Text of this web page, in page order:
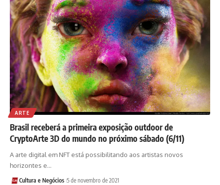
ARTE
Brasil receberá a primeira exposição outdoor de
CryptoArte 3D do mundo no próximo sábado (6/11)
A arte digital em NFT está possibilitando aos artistas novos
horizontes e…
Cultura e Negócios 5 de novembro de 2021